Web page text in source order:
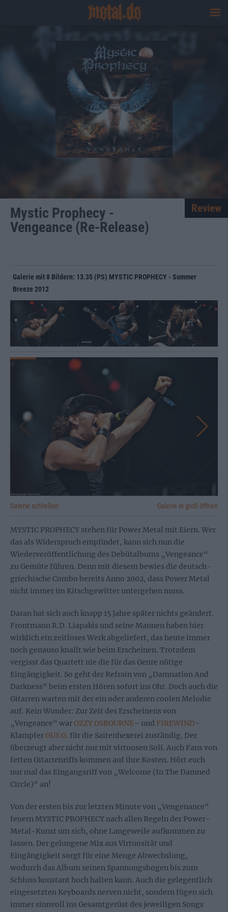
Mystic Prophecy -
Vengeance (Re-Release)
Review
Galerie mit 8 Bildern: 13.35 (PS) MYSTIC PROPHECY - Summer
Breeze 2012
Galerie schließen Galerie in groß öffnen
MYSTIC PROPHECY stehen für Power Metal mit Eiern. Wer
das als Widerspruch empfindet, kann sich nun die
Wiederveröffentlichung des Debütalbums „Vengeance“
zu Gemüte führen. Denn mit diesem bewies die deutsch-
griechische Combo bereits Anno 2002, dass Power Metal
nicht immer im Kitschgewitter untergehen muss.
Daran hat sich auch knapp 15 Jahre später nichts geändert.
Frontmann R.D. Liapakis und seine Mannen haben hier
wirklich ein zeitloses Werk abgeliefert, das heute immer
noch genauso knallt wie beim Erscheinen. Trotzdem
vergisst das Quartett nie die für das Genre nötige
Eingängigkeit. So geht der Refrain von „Damnation And
Darkness“ beim ersten Hören sofort ins Ohr. Doch auch die
Gitarren warten mit der ein oder anderen coolen Melodie
auf. Kein Wunder: Zur Zeit des Erscheinens von
„Vengeance“ warOZZY OSBOURNE– und FIREWIND-
Klampfer GUS G. für die Saitenhexerei zuständig. Der
überzeugt aber nicht nur mit virtuosen Soli. Auch Fans von
fetten Gitarrenriffs kommen auf ihre Kosten. Hört euch
nur mal das Eingangsriff von „Welcome (In The Damned
Circle)“ an!
Von der ersten bis zur letzten Minute von „Vengenance“
feuern MYSTIC PROPHECY nach allen Regeln der Power-
Metal-Kunst um sich, ohne Langeweile aufkommen zu
lassen. Der gelungene Mix aus Virtuosität und
Eingängigkeit sorgt für eine Menge Abwechslung,
wodurch das Album seinen Spannungsbogen bis zum
Schluss konstant hoch halten kann. Auch die gelegentlich
eingesetzten Keyboards nerven nicht, sondern fügen sich
immer sinnvoll ins Gesamtgerüst des jeweiligen Songs